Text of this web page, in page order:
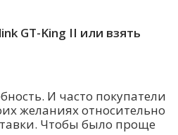
GT-King II или взять
И часто покупатели
желаниях относительно
Чтобы было проще